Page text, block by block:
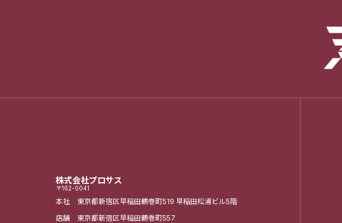
株式会社プロサス
〒162-0041
本社 東京都新宿区早稲田鶴巻町519 早稲田松浦ビル5階
店舗 東京都新宿区早稲田鶴巻町557